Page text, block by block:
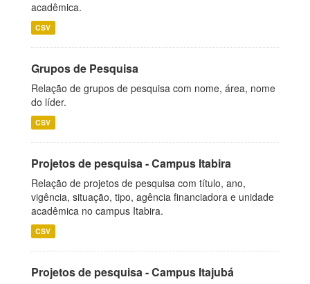
acadêmica.
CSV
Grupos de Pesquisa
Relação de grupos de pesquisa com nome, área, nome
do líder.
CSV
Projetos de pesquisa - Campus Itabira
Relação de projetos de pesquisa com título, ano,
vigência, situação, tipo, agência financiadora e unidade
acadêmica no campus Itabira.
CSV
Projetos de pesquisa - Campus Itajubá